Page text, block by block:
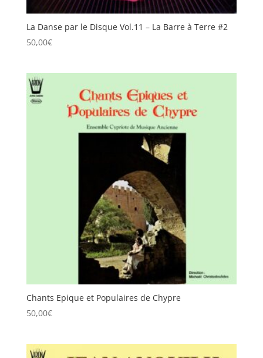
La Danse par le Disque Vol.11 – La Barre à Terre #2
50,00€
Chants Epique et Populaires de Chypre
50,00€